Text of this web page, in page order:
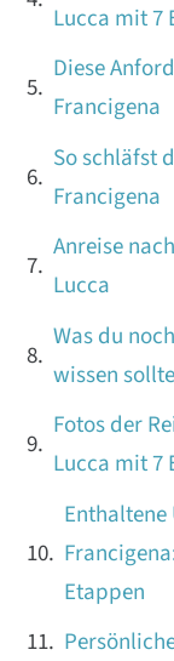
Lucca mit 7
Diese
Francigena
So schläfst
Francigena
Anreise
Lucca
Was du
wissen
Fotos der
Lucca mit 7
Enthaltene
Etappen